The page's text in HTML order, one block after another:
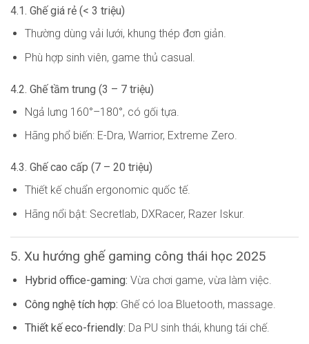
4.1. Ghế giá rẻ (< 3 triệu)
Thường dùng vải lưới, khung thép đơn giản.
Phù hợp sinh viên, game thủ casual.
4.2. Ghế tầm trung (3 – 7 triệu)
Ngả lưng 160°–180°, có gối tựa.
Hãng phổ biến: E-Dra, Warrior, Extreme Zero.
4.3. Ghế cao cấp (7 – 20 triệu)
Thiết kế chuẩn ergonomic quốc tế.
Hãng nổi bật: Secretlab, DXRacer, Razer Iskur.
5. Xu hướng ghế gaming công thái học 2025
Hybrid office-gaming: Vừa chơi game, vừa làm việc.
Công nghệ tích hợp: Ghế có loa Bluetooth, massage.
Thiết kế eco-friendly: Da PU sinh thái, khung tái chế.